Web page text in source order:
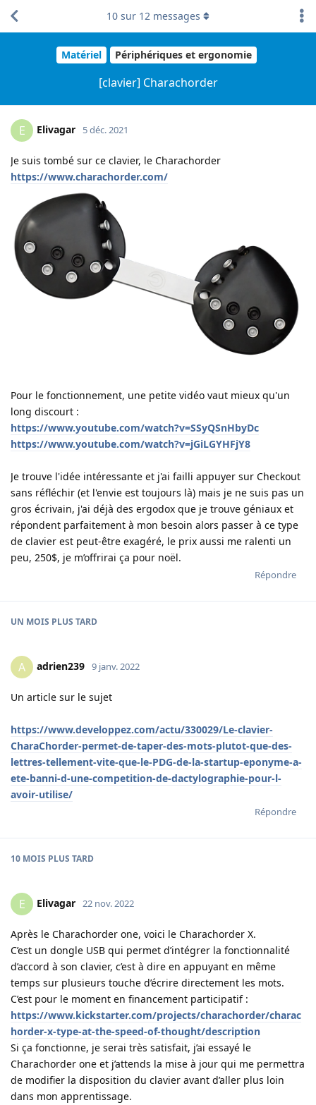
Matériel Périphériques et ergonomie
[clavier] Charachorder
10 sur 12 messages
E Elivagar 5 déc. 2021
Je suis tombé sur ce clavier, le Charachorder
https://www.charachorder.com/
Pour le fonctionnement, une petite vidéo vaut mieux qu'un
long discourt :
https://www.youtube.com/watch?v=SSyQSnHbyDc
https://www.youtube.com/watch?v=jGiLGYHFjY8
Je trouve l'idée intéressante et j'ai failli appuyer sur Checkout
sans réfléchir (et l'envie est toujours là) mais je ne suis pas un
gros écrivain, j'ai déjà des ergodox que je trouve géniaux et
répondent parfaitement à mon besoin alors passer à ce type
de clavier est peut-être exagéré, le prix aussi me ralenti un
peu, 250$, je m’offrirai ça pour noël.
Répondre
UN MOIS PLUS TARD
A adrien239 9 janv. 2022
Un article sur le sujet
https://www.developpez.com/actu/330029/Le-clavier-
CharaChorder-permet-de-taper-des-mots-plutot-que-des-
lettres-tellement-vite-que-le-PDG-de-la-startup-eponyme-a-
ete-banni-d-une-competition-de-dactylographie-pour-l-
avoir-utilise/
Répondre
10 MOIS PLUS TARD
E Elivagar 22 nov. 2022
Après le Charachorder one, voici le Charachorder X.
C’est un dongle USB qui permet d’intégrer la fonctionnalité
d’accord à son clavier, c’est à dire en appuyant en même
temps sur plusieurs touche d’écrire directement les mots.
C’est pour le moment en financement participatif :
https://www.kickstarter.com/projects/charachorder/charac
horder-x-type-at-the-speed-of-thought/description
Si ça fonctionne, je serai très satisfait, j’ai essayé le
Charachorder one et j’attends la mise à jour qui me permettra
de modifier la disposition du clavier avant d’aller plus loin
dans mon apprentissage.